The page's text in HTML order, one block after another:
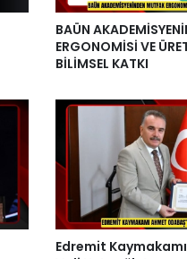
BAÜN
ERGONOMİSİ VE
BİLİMSEL KATKI
Edremit